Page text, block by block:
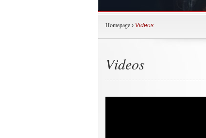
Homepage › Videos
Videos